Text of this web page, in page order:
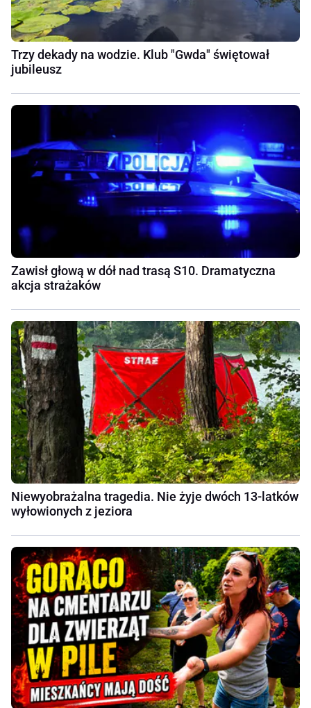
Trzy dekady na wodzie. Klub "Gwda" świętował
jubileusz
Zawisł głową w dół nad trasą S10. Dramatyczna
akcja strażaków
Niewyobrażalna tragedia. Nie żyje dwóch 13-latków
wyłowionych z jeziora